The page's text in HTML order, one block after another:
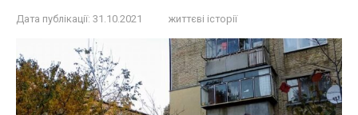
Дата публікації: 31.10.2021 життєві історії